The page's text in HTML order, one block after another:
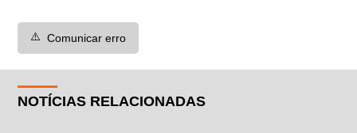
⚠️ Comunicar erro
NOTÍCIAS RELACIONADAS